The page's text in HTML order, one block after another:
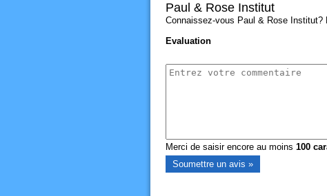
Paul & Rose Institut
Connaissez-vous Paul & Rose
Evaluation
Merci de saisir encore au moins 100